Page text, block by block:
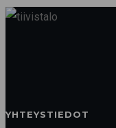
YHTEYSTIEDOT